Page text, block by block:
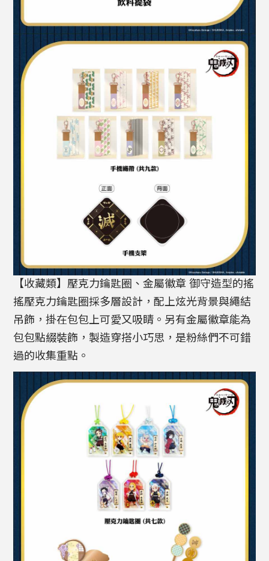
【收藏類】壓克力鑰匙圈、金屬徽章 御守造型的搖
搖壓克力鑰匙圈採多層設計，配上炫光背景與繩結
吊飾，掛在包包上可愛又吸睛。另有金屬徽章能為
包包點綴裝飾，製造穿搭小巧思，是粉絲們不可錯
過的收集重點。